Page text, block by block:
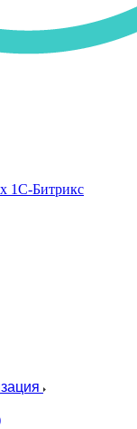
1С-Битрикс